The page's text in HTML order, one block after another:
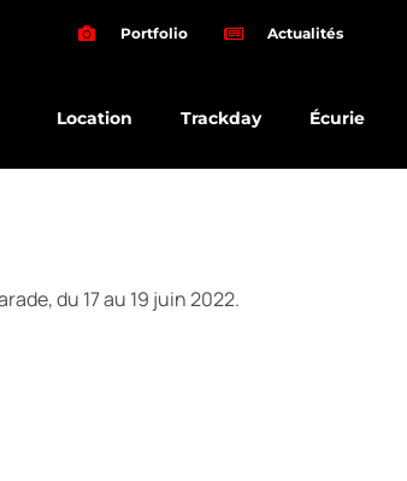
Portfolio Actualités
Location Trackday Écurie
du 17 au 19 juin 2022.